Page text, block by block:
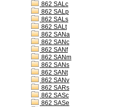
862 SALc
862 SALp
862 SALs
862 SALt
862 SANa
862 SANc
862 SANf
862 SANm
862 SANs
862 SANt
862 SANv
862 SARs
862 SASc
862 SASe